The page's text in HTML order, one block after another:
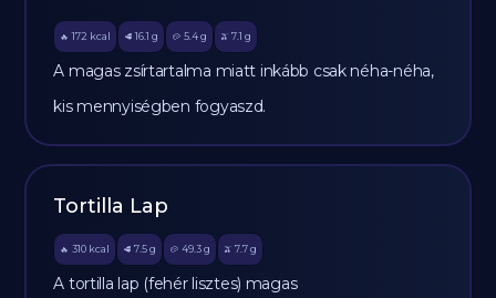
🔥 172 kcal 🥩 16.1 g 🥔 5.4g 🫒 7.1 g
A magas zsírtartalma miatt inkább csak néha-néha,
kis mennyiségben fogyaszd.
Tortilla Lap
🔥 310 kcal 🥩 7.5 g 🥔 49.3g 🫒 7.7 g
A tortilla lap (fehér lisztes) magas